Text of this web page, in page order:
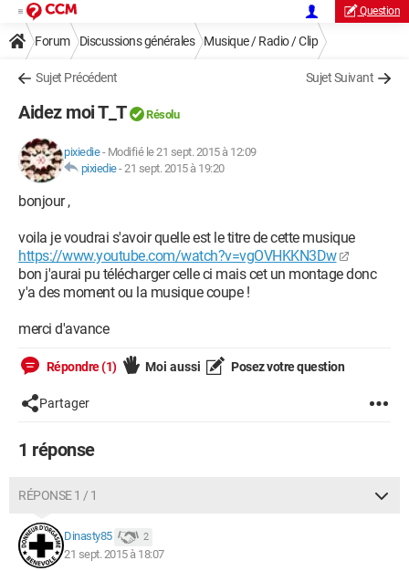
Question
Forum Discussions générales Musique / Radio / Clip
Sujet Précédent Sujet Suivant
Aidez moi T_T Résolu
pixiedie- Modifié le 21 sept. 2015 à 12:09
pixiedie-21 sept. 2015 à 19:20
bonjour ,
voila je voudrai s'avoir quelle est le titre de cette musique
https://www.youtube.com/watch?v=vgOVHKKN3Dw
bon j'aurai pu télécharger celle ci mais cet un montage donc
y'a des moment ou la musique coupe !
merci d'avance
Répondre (1) Moi aussi Posez votre question
Partager
1 réponse
RÉPONSE 1 / 1
Dinasty85 2
21 sept. 2015 à 18:07